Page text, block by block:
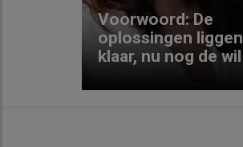
Voorwoord: De
oplossingen liggen
klaar, nu nog de wil